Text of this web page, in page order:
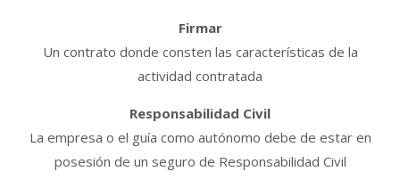
Firmar
Un contrato donde consten las características de la
actividad contratada
Responsabilidad Civil
La empresa o el guía como autónomo debe de estar en
posesión de un seguro de Responsabilidad Civil